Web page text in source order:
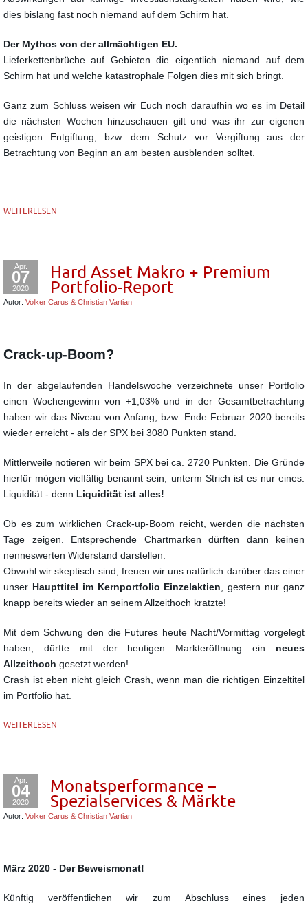
dies bislang fast noch niemand auf dem Schirm hat.
Der Mythos von der allmächtigen EU.
Lieferkettenbrüche auf Gebieten die eigentlich niemand auf dem
Schirm hat und welche katastrophale Folgen dies mit sich bringt.
Ganz zum Schluss weisen wir Euch noch daraufhin wo es im Detail
die nächsten Wochen hinzuschauen gilt und was ihr zur eigenen
geistigen Entgiftung, bzw. dem Schutz vor Vergiftungaus der
Betrachtung von Beginn an am besten ausblenden solltet.
WEITERLESEN
Apr.
07
2020
Hard Asset Makro + Premium
Portfolio-Report
Autor: Volker Carus & Christian Vartian
Crack-up-Boom?
In der abgelaufenden Handelswoche verzeichnete unser Portfolio
einen Wochengewinn von +1,03% und in der Gesamtbetrachtung
haben wir das Niveau von Anfang, bzw. Ende Februar 2020 bereits
wieder erreicht - als der SPX bei 3080 Punkten stand.
Mittlerweile notieren wir beim SPX bei ca. 2720 Punkten. Die Gründe
hierfür mögen vielfältig benannt sein, unterm Strich ist es nur eines:
Liquidität - denn Liquidität ist alles!
Ob es zum wirklichen Crack-up-Boom reicht, werden die nächsten
Tage zeigen. Entsprechende Chartmarken dürften dann keinen
nenneswerten Widerstand darstellen.
Obwohl wir skeptisch sind, freuen wir uns natürlich darüber das einer
unser Haupttitel im Kernportfolio Einzelaktien , gestern nur ganz
knapp bereits wieder an seinem Allzeithoch kratzte!
Mit dem Schwung den die Futures heute Nacht/Vormittag vorgelegt
haben, dürfte mit der heutigen Markteröffnung ein neues
Allzeithoch gesetzt werden!
Crash ist eben nicht gleich Crash, wenn man die richtigen Einzeltitel
im Portfolio hat.
WEITERLESEN
Apr.
04
2020
Monatsperformance –
Spezialservices & Märkte
Autor: Volker Carus & Christian Vartian
März 2020 - Der Beweismonat!
Künftig veröffentlichen wir zum Abschluss eines jeden